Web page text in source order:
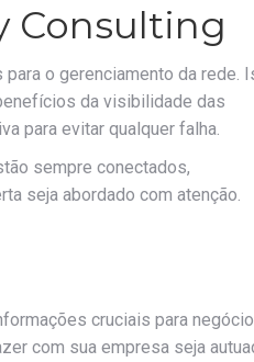
Consulting
o gerenciamento da rede.
da visibilidade das
para evitar qualquer falha.
sempre conectados,
seja abordado com atenção.
cruciais para
com sua empresa seja